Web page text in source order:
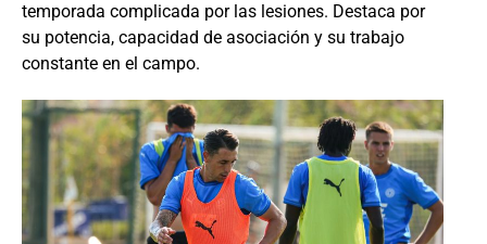
temporada complicada por las lesiones. Destaca por
su potencia, capacidad de asociación y su trabajo
constante en el campo.